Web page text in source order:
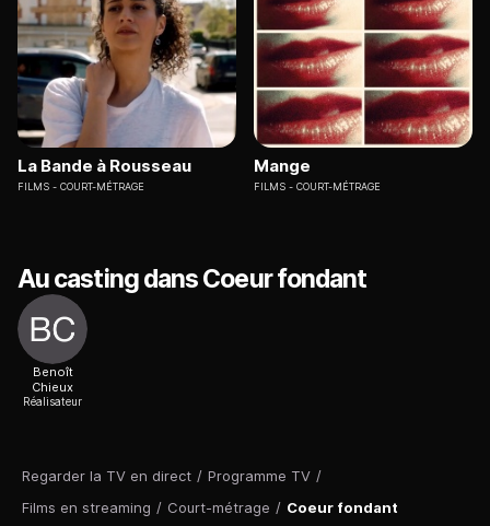
Regarder la TV en direct / Programme TV /
Films en streaming / Court-métrage / Coeur fondant
La Bande à Rousseau
FILMS COURT-MÉTRAGE
Mange
FILMS COURT-MÉTRAGE
Au casting dans Coeur fondant
Benoît
Chieux
Réalisateur